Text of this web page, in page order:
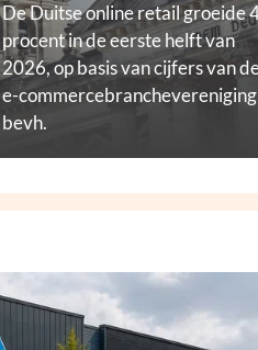
De Duitse online retail groeide
procent in de eerste helft van
2026, op basis van cijfers van
e-commercebranchevereniging
bevh.